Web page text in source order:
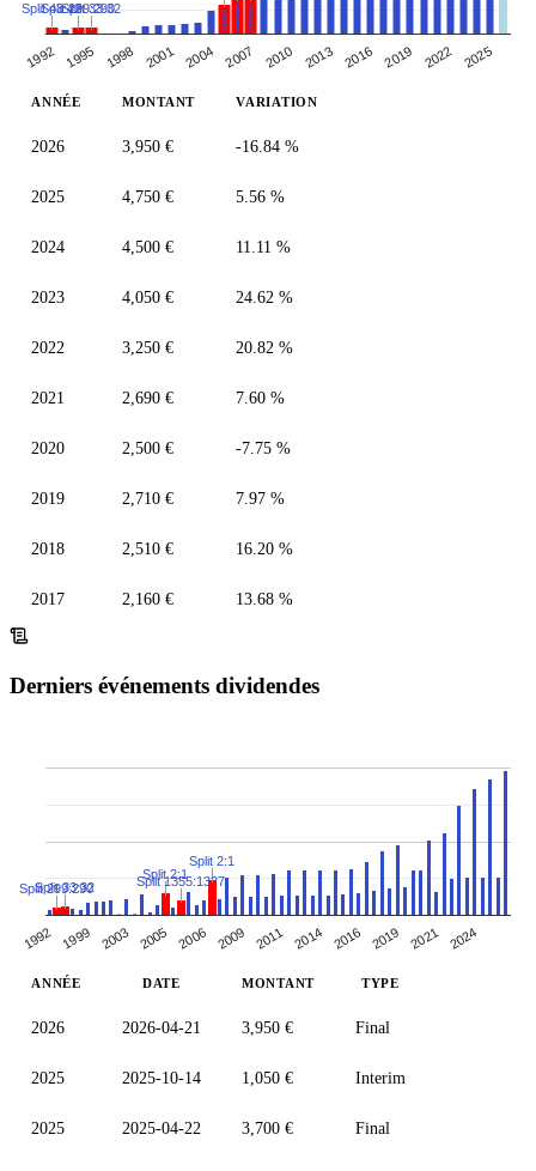
1992 1995 1998 2001 2004 2007 2010 2013 2016 2019 2022 2025
Split 43:42
Split 299:290
Split 33:32
ANNÉE MONTANT VARIATION
2026 3,950 € -16.84 %
2025 4,750 € 5.56 %
2024 4,500 € 11.11 %
2023 4,050 € 24.62 %
2022 3,250 € 20.82 %
2021 2,690 € 7.60 %
2020 2,500 € -7.75 %
2019 2,710 € 7.97 %
2018 2,510 € 16.20 %
2017 2,160 € 13.68 %
Derniers événements dividendes
1992 1999 2003 2005 2006 2009 2011 2014 2016 2019 2021 2024
Split 299:290
Split 33:32
Split 2:1
Split 1355:1327
Split 2:1
ANNÉE DATE MONTANT TYPE
2026 2026-04-21 3,950 € Final
2025 2025-10-14 1,050 € Interim
2025 2025-04-22 3,700 € Final